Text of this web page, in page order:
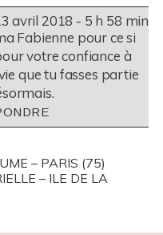
avril 2018 - 5 h 58 min
Fabienne pour ce si
votre confiance à
que tu fasses partie
– PARIS (75)
– ILE DE LA